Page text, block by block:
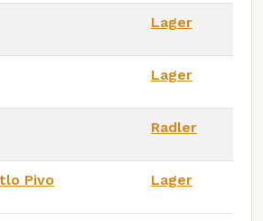
Lager
Lager
Radler
Pivo Lager